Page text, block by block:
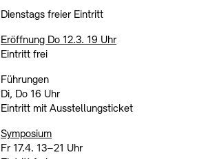
SINN UND FORM
Gesellschaft der Freunde
Stellenangebote
Nachhaltigkeit Kontakt
Kontakte Archivdatenbank
Digitale Sammlungen
Dienstags freier Eintritt
Eröffnung Do 12.3. 19 Uhr
Eintritt frei
Führungen
Di, Do 16 Uhr
Eintritt mit Ausstellungsticket
Symposium
Fr 17.4. 13–21 Uhr